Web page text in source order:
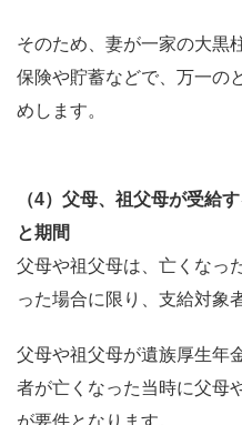
そのため、妻が一家の大黒
保険や貯蓄などで、万一の
めします。
（4）父母、祖父母が受給
と期間
父母や祖父母は、亡くなっ
った場合に限り、支給対象
父母や祖父母が遺族厚生年
者が亡くなった当時に父母